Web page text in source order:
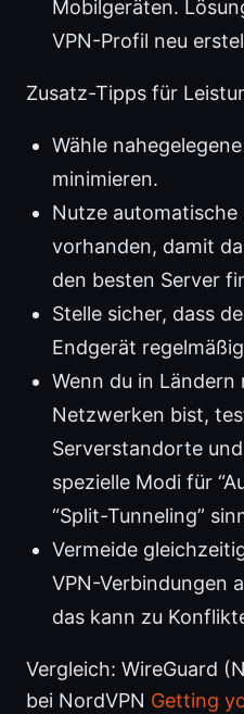
Mobilgeräten.
VPN-Profil neu
Zusatz-Tipps für
Wähle
minimieren.
Nutze automatische
vorhanden, damit
den besten Server
Stelle sicher, dass
Endgerät
Wenn du in
Netzwerken bist,
Serverstandorte
spezielle Modi für
“Split-Tunneling”
Vermeide
VPN-Verbindungen
das kann zu
Vergleich: WireGuard
bei NordVPN Getting